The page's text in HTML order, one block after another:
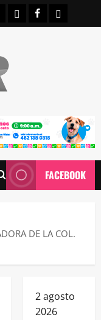
NACIONALES
FACEBOOK
FACEBOOK
DE LA COL.
2 agosto
2026